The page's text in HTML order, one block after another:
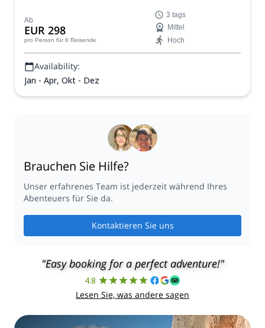
dem lokalen Führer Simon.
Ab
EUR 298
pro Person für 6 Reisende
3 tags
Mittel
Hoch
Availability:
Jan - Apr, Okt - Dez
Brauchen Sie Hilfe?
Unser erfahrenes Team ist jederzeit während Ihres
Abenteuers für Sie da.
Kontaktieren Sie uns
"Easy booking for a perfect adventure!"
4.8
Lesen Sie, was andere sagen